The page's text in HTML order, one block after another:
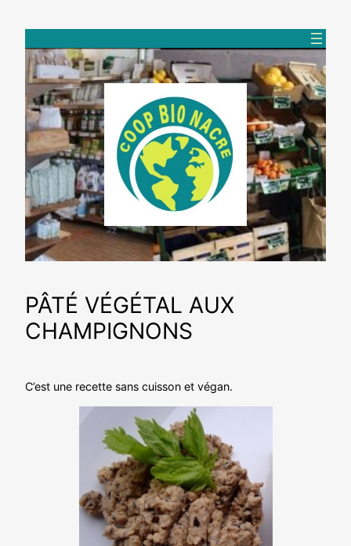
contenu
PÂTÉ VÉGÉTAL AUX
CHAMPIGNONS
C’est une recette sans cuisson et végan.